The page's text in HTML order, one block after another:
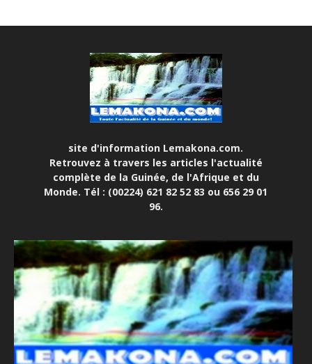
site d'information Lemakona.com.
Retrouvez à travers les articles l'actualité
complète de la Guinée, de l'Afrique et du
Monde. Tél : (00224) 621 82 52 83 ou 656 29 01
96.